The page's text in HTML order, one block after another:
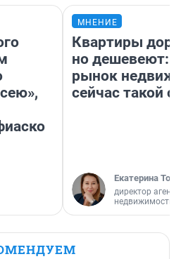
МНЕНИЕ
Квартиры
но дешевеют:
рынок
сейчас такой
Екатерина
директор
недвижимости